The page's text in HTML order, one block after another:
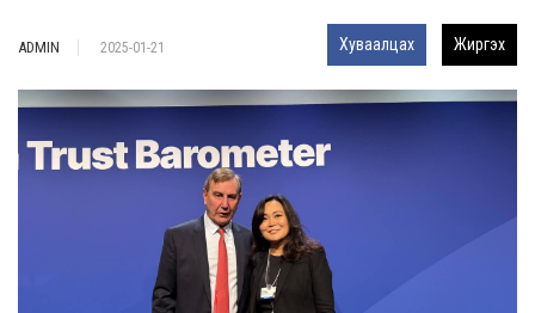
ADMIN 2025-01-21 Хуваалцах Жиргэх